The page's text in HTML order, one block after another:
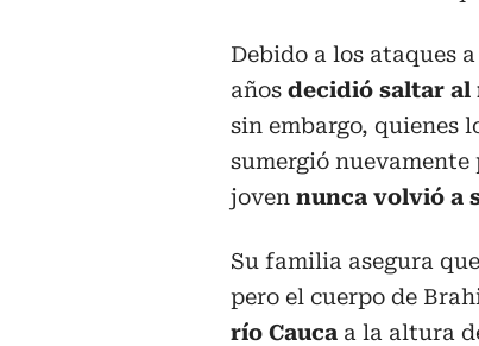
Debido a los ataques
años decidió saltar al
sin embargo, quienes
sumergió
joven nunca volvió a
Su familia asegura
pero el cuerpo de
río Cauca a la altura